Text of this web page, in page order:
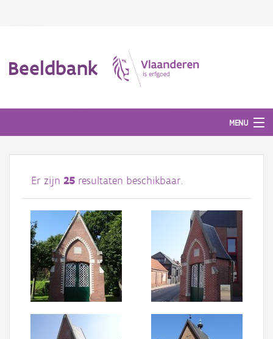
Beeldbank
MENU
Afbeeldingen
#BeeldIndeKijker
Hergebruik
Over ons
Aanmelden
Er zijn 25 resultaten beschikbaar.